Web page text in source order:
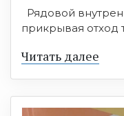
Рядовой
прикрывая отход
Читать далее